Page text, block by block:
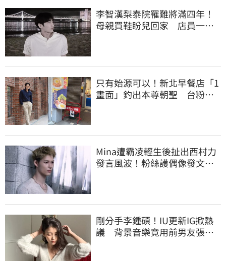
李智漢梨泰院罹難將滿四年！
母親買鞋盼兒回家 店員一句
只有始源可以！新北早餐店「1
畫面」釣出本尊朝聖 台粉嚇
Mina遭霸凌輕生後扯出西村力
發言風波！粉絲護偶像發文：
剛分手李鍾碩！IU更新IG掀熱
議 背景音樂竟用前男友張基